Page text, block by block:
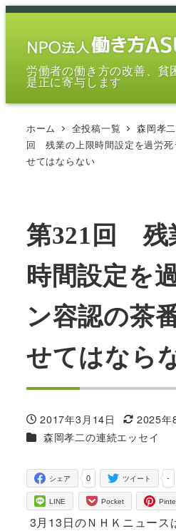
メ
労働者の働き方の改善、貧
是正に寄与します
ホーム 全投稿一覧 森岡孝
回 残業の上限時間設定を過労死
せてはならない
第321回 残
時間設定を
ン容認の茶
せてはなら
投稿日
2017年3月14日
更新日
2025年
カテゴリー
森岡孝二の連続エッセイ
0
シェア -
ツイート
LINE Pocket
3月13日のＮＨＫニュース